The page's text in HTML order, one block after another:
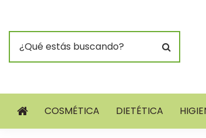
COSMÉTICA DIETÉTICA